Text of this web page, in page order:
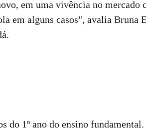
em uma vivência no mercado
em alguns casos", avalia Bruna
do 1º ano do ensino fundamental.